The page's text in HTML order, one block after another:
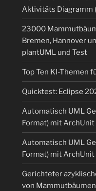
Aktivitäts Diagramm
23000
Bremen, Hannover
plantUML und Test
Top Ten KI-Themen
Quicktest: Eclipse
Automatisch UML
Format) mit
Automatisch UML
Format) mit ArchUnit
Gerichteter
von Mammutbäumen